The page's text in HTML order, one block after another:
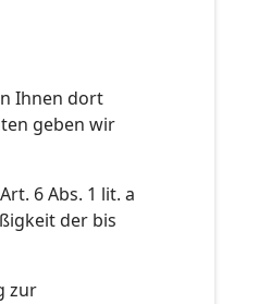
Ihnen dort
geben wir
6 Abs. 1 lit. a
der bis
zur